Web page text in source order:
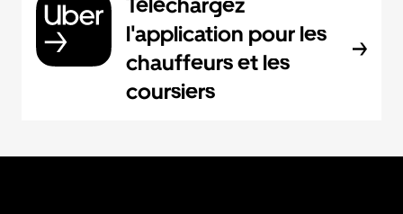
l'application pour les
chauffeurs et les
coursiers